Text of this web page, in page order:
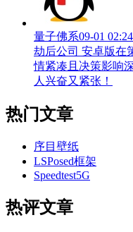
量子佛系09-01
劫后公司 安卓版在
情紧凑且决策影响
人兴奋又紧张！
热门文章
序目壁纸
LSPosed框架
Speedtest5G
热评文章